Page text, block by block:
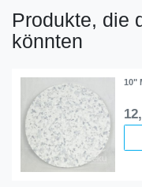
Produkte, die
könnten
10"